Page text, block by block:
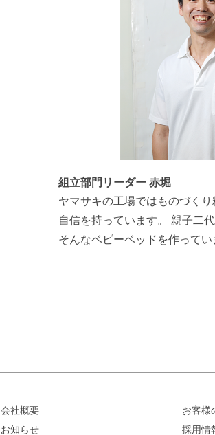
組立部門リーダー 赤堀
ヤマサキの工場ではものづく
自信を持っています。 親子二
そんなベビーベッドを作ってい
会社概要
お知らせ
お客様
採用情